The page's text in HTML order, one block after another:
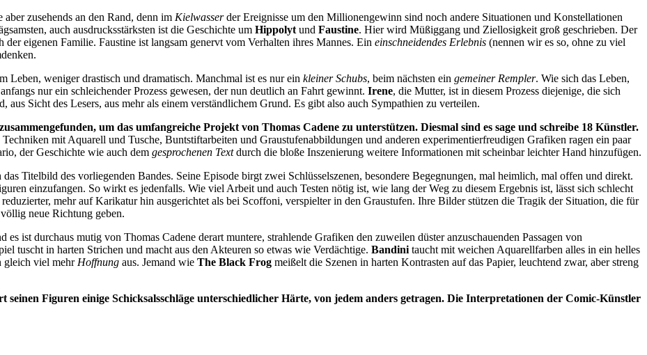
zusehends an den Rand, denn im Kielwasserder Ereignisse um den Millionengewinn sind noch andere Situationen und Konstellationen
auch ausdrucksstärksten ist die Geschichte um Hippolyt und Faustine. Hier wird Müßiggang und Ziellosigkeit groß geschrieben. Der
eigenen Familie. Faustine ist langsam genervt vom Verhalten ihres Mannes. Ein einschneidendes Erlebnis (nennen wir es so, ohne zu viel
Leben, weniger drastisch und dramatisch. Manchmal ist es nur ein kleiner Schubs, beim nächsten ein gemeiner Rempler. Wie sich das Leben,
nur ein schleichender Prozess gewesen, der nun deutlich an Fahrt gewinnt. Irene, die Mutter, ist in diesem Prozess diejenige, die sich
aus Sicht des Lesers, aus mehr als einem verständlichem Grund. Es gibt also auch Sympathien zu verteilen.
um das umfangreiche Projekt von Thomas Cadene zu unterstützen. Diesmal sind es sage und schreibe 18 Künstler.
mit Aquarell und Tusche, Buntstiftarbeiten und Graustufenabbildungen und anderen experimentierfreudigen Grafiken ragen ein paar
der Geschichte wie auch dem gesprochenen Textdurch die bloße Inszenierung weitere Informationen mit scheinbar leichter Hand hinzufügen.
Titelbild des vorliegenden Bandes. Seine Episode birgt zwei Schlüsselszenen, besondere Begegnungen, mal heimlich, mal offen und direkt.
einzufangen. So wirkt es jedenfalls. Wie viel Arbeit und auch Testen nötig ist, wie lang der Weg zu diesem Ergebnis ist, lässt sich schlecht
reduzierter, mehr auf Karikatur hin ausgerichtet als bei Scoffoni, verspielter in den Graustufen. Ihre Bilder stützen die Tragik der Situation, die für
neue Richtung geben.
ist durchaus mutig von Thomas Cadene derart muntere, strahlende Grafiken den zuweilen düster anzuschauenden Passagen von
tuscht in harten Strichen und macht aus den Akteuren so etwas wie Verdächtige. Bandini taucht mit weichen Aquarellfarben alles in ein helles
gleich viel mehr Hoffnung aus. Jemand wie The Black Frog meißelt die Szenen in harten Kontrasten auf das Papier, leuchtend zwar, aber streng
Figuren einige Schicksalsschläge unterschiedlicher Härte, von jedem anders getragen. Die Interpretationen der Comic-Künstler